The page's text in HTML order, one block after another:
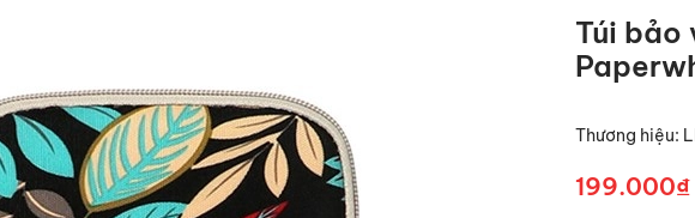
Túi bảo
Thương hiệu:
199.000₫